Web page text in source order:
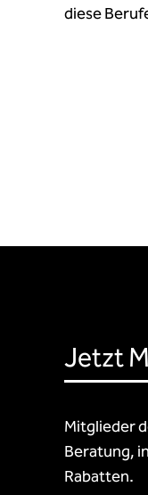
diese
Jetzt
Mitglieder
Beratung,
Rabatten.